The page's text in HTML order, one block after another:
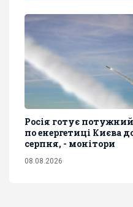
Росія готує
по енергетиці Києва
серпня, - монітори
08.08.2026